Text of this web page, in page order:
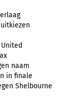
naam
in finale
Shelbourne